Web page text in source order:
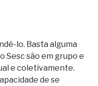
lo. Basta alguma
Sesc são em grupo e
e coletivamente.
de se